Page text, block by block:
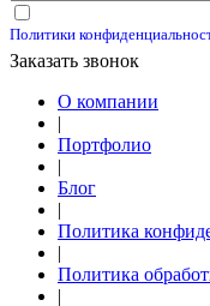
Политики
Заказать звонок
О компании
Портфолио
Блог
Политика
Политика